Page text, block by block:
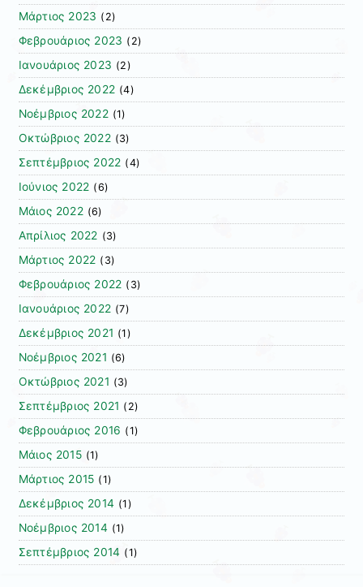
Μάρτιος 2023 (2)
Φεβρουάριος 2023 (2)
Ιανουάριος 2023 (2)
Δεκέμβριος 2022 (4)
Νοέμβριος 2022(1)
Οκτώβριος 2022(3)
Σεπτέμβριος 2022 (4)
Ιούνιος 2022 (6)
Μάιος 2022(6)
Απρίλιος 2022 (3)
Μάρτιος 2022 (3)
Φεβρουάριος 2022 (3)
Ιανουάριος 2022 (7)
Δεκέμβριος 2021 (1)
Νοέμβριος 2021 (6)
Οκτώβριος 2021 (3)
Σεπτέμβριος 2021 (2)
Φεβρουάριος 2016 (1)
Μάιος 2015(1)
Μάρτιος 2015 (1)
Δεκέμβριος 2014 (1)
Νοέμβριος 2014 (1)
Σεπτέμβριος 2014 (1)